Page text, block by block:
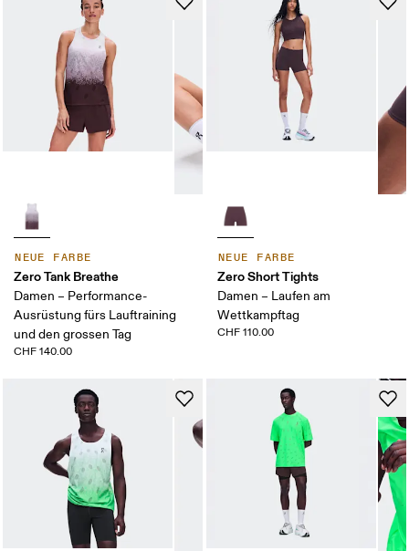
NEUE FARBE
Zero Tank Breathe
Damen – Performance-
Ausrüstung fürs Lauftraining
und den grossen Tag
CHF 140.00
NEUE FARBE
Zero Short Tights
Damen – Laufen am
Wettkampftag
CHF 110.00